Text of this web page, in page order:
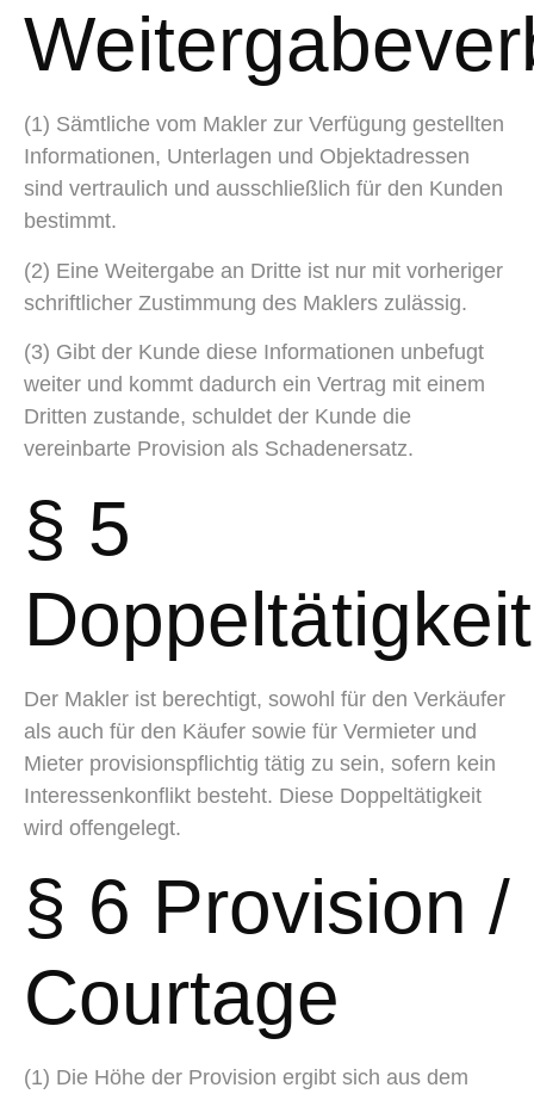
(1) Sämtliche vom Makler zur Verfügung gestellten
Informationen, Unterlagen und Objektadressen
sind vertraulich und ausschließlich für den Kunden
bestimmt.
(2) Eine Weitergabe an Dritte ist nur mit vorheriger
schriftlicher Zustimmung des Maklers zulässig.
(3) Gibt der Kunde diese Informationen unbefugt
weiter und kommt dadurch ein Vertrag mit einem
Dritten zustande, schuldet der Kunde die
vereinbarte Provision als Schadenersatz.
§ 5
Doppeltätigkeit
Der Makler ist berechtigt, sowohl für den Verkäufer
als auch für den Käufer sowie für Vermieter und
Mieter provisionspflichtig tätig zu sein, sofern kein
Interessenkonflikt besteht. Diese Doppeltätigkeit
wird offengelegt.
§ 6 Provision /
Courtage
(1) Die Höhe der Provision ergibt sich aus dem